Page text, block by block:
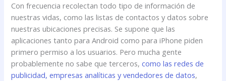
Con frecuencia recolectan todo tipo de información de
nuestras vidas, como las listas de contactos y datos sobre
nuestras ubicaciones precisas. Se supone que las
aplicaciones tanto para Android como para iPhone piden
primero permiso a los usuarios. Pero mucha gente
probablemente no sabe que terceros,como las redes de
publicidad, empresas analíticas y vendedores de datos,